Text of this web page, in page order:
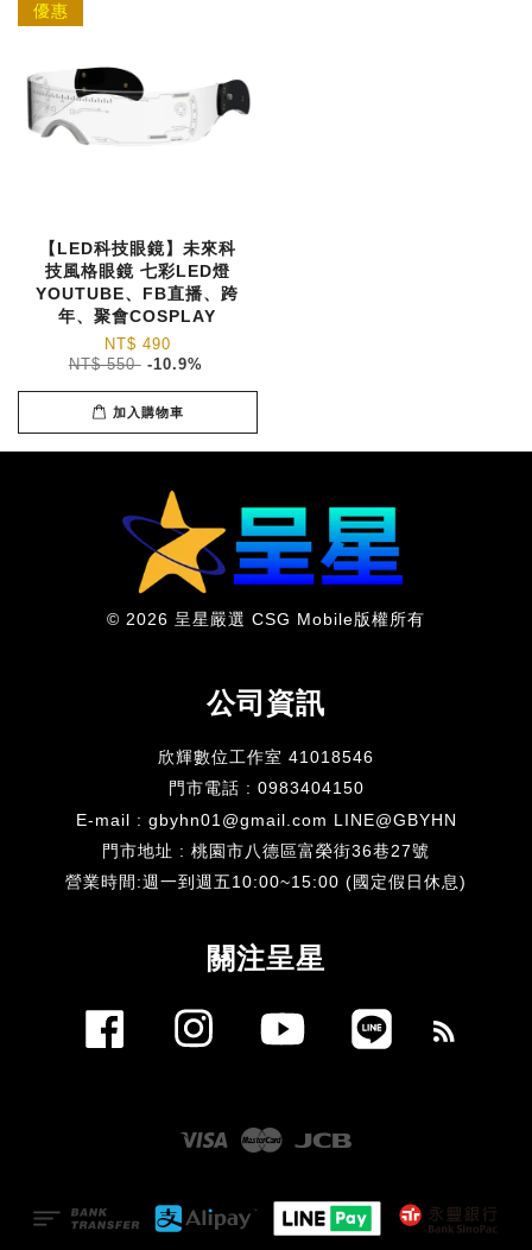
優惠
【LED科技眼鏡】未來科
技風格眼鏡 七彩LED燈
YOUTUBE、FB直播、跨
年、聚會COSPLAY
NT$ 490
NT$ 550 -10.9%
加入購物車
© 2026 呈星嚴選 CSG Mobile版權所有
公司資訊
欣輝數位工作室 41018546
門市電話 : 0983404150
E-mail : gbyhn01@gmail.com LINE@GBYHN
門市地址 : 桃園市八德區富榮街36巷27號
​營業時間:週一到週五10:00~15:00 (國定假日休息)
關注呈星
Facebook Instagram YouTube
Visa Master